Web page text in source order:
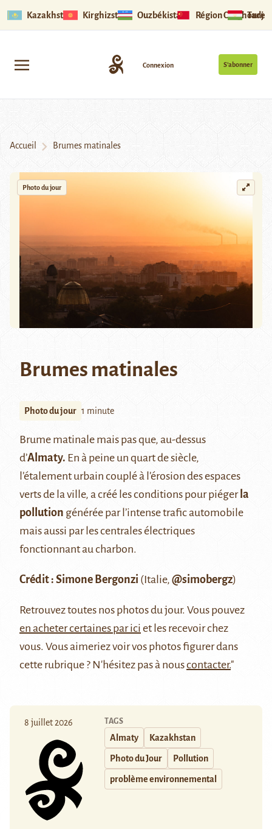
Kazakhstan Kirghizstan Ouzbékistan Région Ouïghoure
S’abonner
Connexion
Accueil Brumes matinales
Photo du jour
Brumes matinales
Photo du jour 1 minute
Brume matinale mais pas que, au-dessus
d’Almaty. En à peine un quart de siècle,
l’étalement urbain couplé à l’érosion des espaces
verts de la ville, a créé les conditions pour piégerla
pollution générée par l’intense trafic automobile
mais aussi par les centrales électriques
fonctionnant au charbon.
Crédit : Simone Bergonzi (Italie, @simobergz)
Retrouveztoutes nos photos du jour. Vous pouvez
en acheter certaines par ici et les recevoir chez
vous. Vous aimeriez voir vos photos figurer dans
cette rubrique ? N'hésitez pas à nouscontacter."
8 juillet 2026 TAGS
Almaty Kazakhstan
Photo du Jour Pollution
problème environnemental